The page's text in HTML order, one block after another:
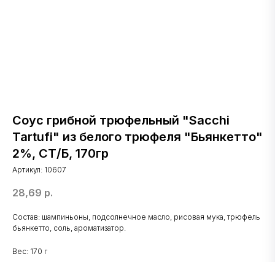
Соус грибной трюфельный "Sacchi
Tartufi" из белого трюфеля "Бьянкетто"
2%, СТ/Б, 170гр
Артикул: 10607
28,69 р.
Состав: шампиньоны, подсолнечное масло, рисовая мука, трюфель
бьянкетто, соль, ароматизатор.
Вес: 170 г